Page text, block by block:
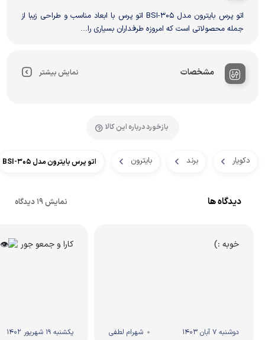
اتو پرس بایترون مدل BSI-305 اتو پرس با ابعاد مناسب و طراحی زیبا از
جمله محصولاتی است که امروزه طرفداران بسیاری را...
مشخصات نمایش بیشتر
بازخورد درباره این کالا
دکویار برند بایترون اتو پرس بایترون مدل BSI-305
دیدگاه ها نمایش 19 دیدگاه
خوبه :)
دوشنبه 7 آبان 1403 شهرام لطفی
کارا و جمعو جور
یکشنبه 19 شهریور 1402